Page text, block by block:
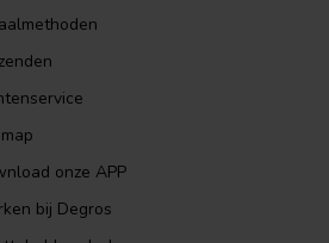
onze APP
bij Degros